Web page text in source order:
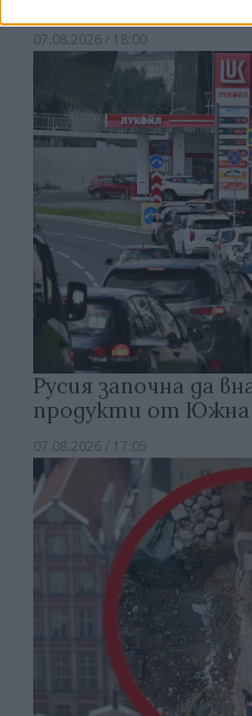
07.08.2026 / 18:00
Русия започна да
продукти от Южна
07.08.2026 / 17:05